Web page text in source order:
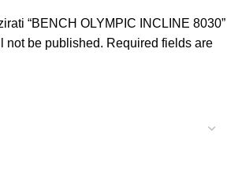
“BENCH OLYMPIC INCLINE 8030”
not be published. Required fields are